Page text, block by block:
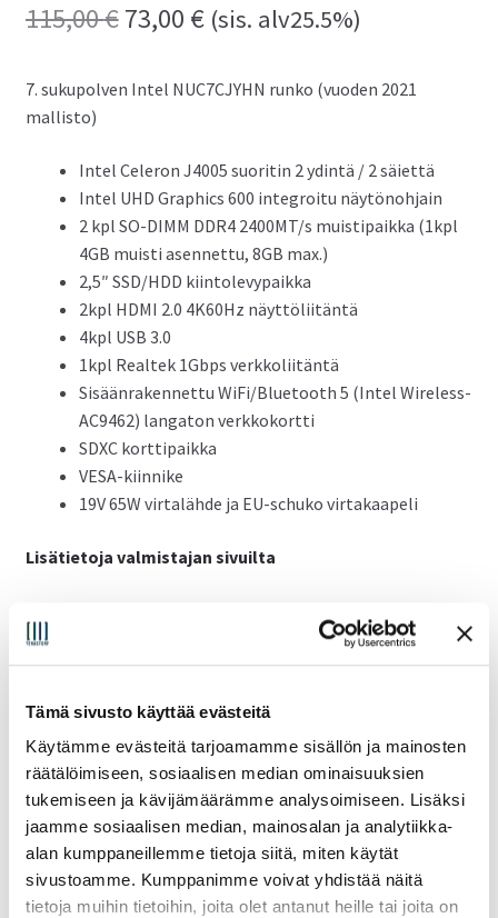
Tämä sivusto käyttää evästeitä
Käytämme evästeitä tarjoamamme sisällön ja mainosten
räätälöimiseen, sosiaalisen median ominaisuuksien
tukemiseen ja kävijämäärämme analysoimiseen. Lisäksi
jaamme sosiaalisen median, mainosalan ja analytiikka-
alan kumppaneillemme tietoja siitä, miten käytät
sivustoamme. Kumppanimme voivat yhdistää näitä
tietoja muihin tietoihin, joita olet antanut heille tai joita on
115,00€ Alkuperäinen
oli:
73,00 €Nykyinen
on:
(sis. alv25.5%)
7. sukupolven Intel NUC7CJYHN runko (vuoden 2021
mallisto)
Intel Celeron J4005 suoritin 2 ydintä / 2 säiettä
Intel UHD Graphics 600 integroitu näytönohjain
2 kpl SO-DIMM DDR4 2400MT/s muistipaikka (1kpl
4GB muisti asennettu, 8GB max.)
2,5″ SSD/HDD kiintolevypaikka
2kpl HDMI 2.0 4K60Hz näyttöliitäntä
4kpl USB 3.0
1kpl Realtek 1Gbps verkkoliitäntä
Sisäänrakennettu WiFi/Bluetooth 5 (Intel Wireless-
AC9462) langaton verkkokortti
SDXC korttipaikka
VESA-kiinnike
19V 65W virtalähde ja EU-schuko virtakaapeli
Lisätietoja valmistajan sivuilta
alkuperäispakkauksessa. Ota yhteyttä chatillä tai
sähköpostilla, jos haluat tilata rungolle asennuksen tai
Tuote poistunut valikoimasta.
Tuotetunnus (SKU):
NUC7CJYHN2
Osasto: Poistuneet tuotteet
MPN:BOXNUC7CJYHN2
EAN:5032037220644